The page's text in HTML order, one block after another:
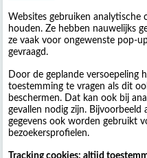
Websites gebruiken analytische
houden. Ze hebben nauwelijks
ze vaak voor ongewenste pop-
gevraagd.
Door de geplande versoepeling
toestemming te vragen als dit
beschermen. Dat kan ook bij
gevallen nodig zijn. Bijvoorbeeld
gegevens ook worden gebruikt
bezoekersprofielen.
Tracking cookies: altijd